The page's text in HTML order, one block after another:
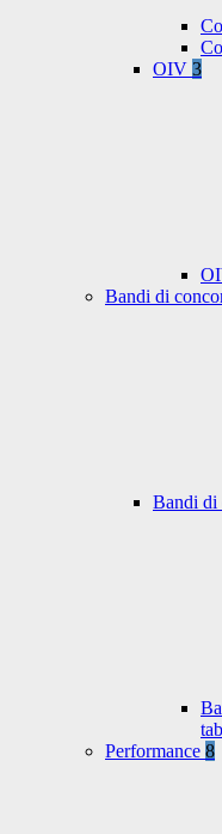
OIV 3
Bandi di
Bandi di
Performance 8